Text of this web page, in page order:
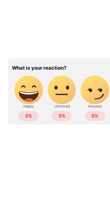
തൂങ്ങിമരിച്ച
അന്വേഷണം
സംഭവം ഇങ്ങനെ
കേരളത്തിലെ എല്ലാ